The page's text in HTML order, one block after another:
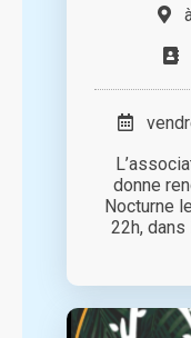
donne
Nocturne
22h, dans